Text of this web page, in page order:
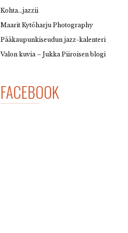
Kohta…jazzii
Maarit Kytöharju Photography
Pääkaupunkiseudun jazz-kalenteri
Valon kuvia – Jukka Piiroisen blogi
FACEBOOK